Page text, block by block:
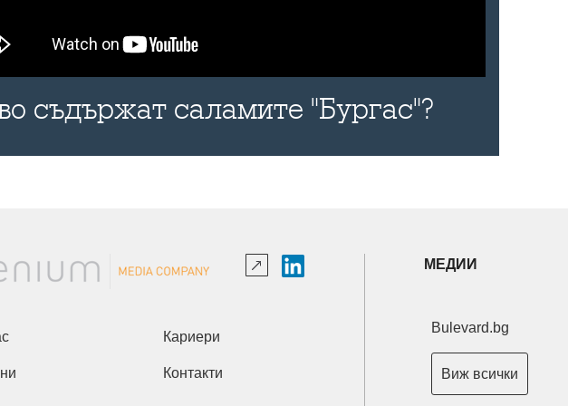
съдържат саламите "Бургас"?
Кариери
Контакти
МЕДИИ
Bulevard.bg
Виж всички